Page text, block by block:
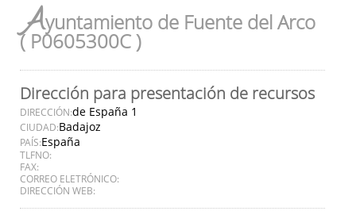
Ayuntamiento de Fuente del Arco
( P0605300C )
Dirección para presentación de recursos
DIRECCIÓN:de España 1
CIUDAD:Badajoz
PAÍS:España
TLFNO:
FAX:
CORREO ELETRÓNICO:
DIRECCIÓN WEB: